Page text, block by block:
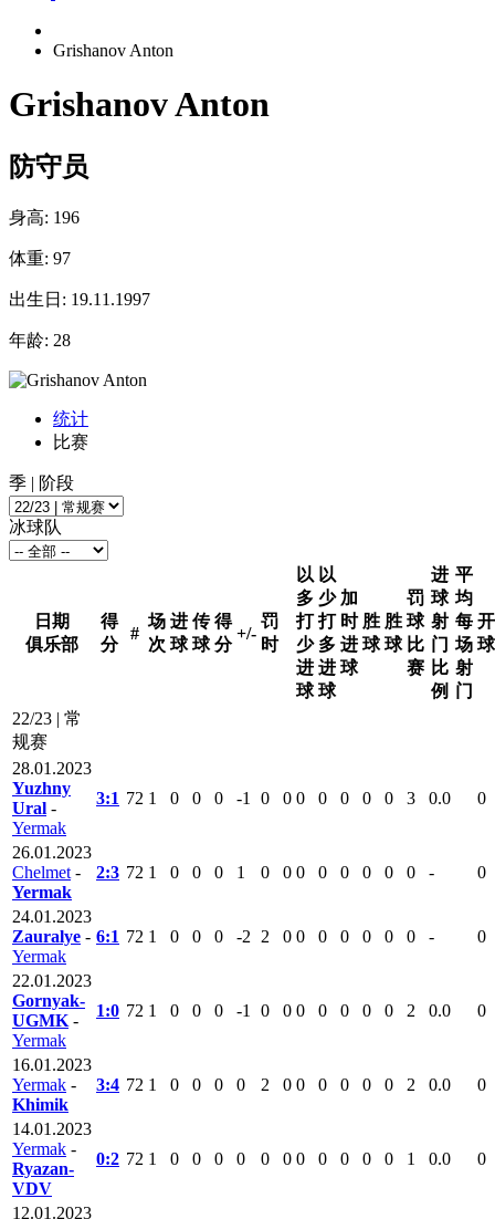
Grishanov Anton
Grishanov Anton
防守员
身高: 196
体重: 97
出生日: 19.11.1997
年龄: 28
统计
比赛
季 | 阶段
冰球队
日期
俱乐部
得
分
#
场
次
进
球
传
球
得
分
+/-
罚
时
以
多
打
少
进
球
以
少
打
多
进
球
加
时
进
球
胜
球
胜
球
罚
球
比
赛
进
球
射
门
比
例
平
均
每
场
射
门
开
球
22/23 | 常
规赛
28.01.2023
Yuzhny
Ural -
Yermak
3:1 72 1 0 0 0 -1 0 0 0 0 0 0 0 3 0.0 0
26.01.2023
Chelmet -
Yermak
2:3 72 1 0 0 0 1 0 0 0 0 0 0 0 0 - 0
24.01.2023
Zauralye -
Yermak
6:1 72 1 0 0 0 -2 2 0 0 0 0 0 0 0 - 0
22.01.2023
Gornyak-
UGMK -
Yermak
1:0 72 1 0 0 0 -1 0 0 0 0 0 0 0 2 0.0 0
16.01.2023
Yermak -
Khimik
3:4 72 1 0 0 0 0 2 0 0 0 0 0 0 2 0.0 0
14.01.2023
Yermak -
Ryazan-
VDV
0:2 72 1 0 0 0 0 0 0 0 0 0 0 0 1 0.0 0
12.01.2023